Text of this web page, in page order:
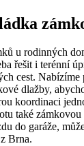
u rodinných
řešit i terénní
cest.
dlažby,
koordinaci
také zámkovou
do garáže,
Brna.